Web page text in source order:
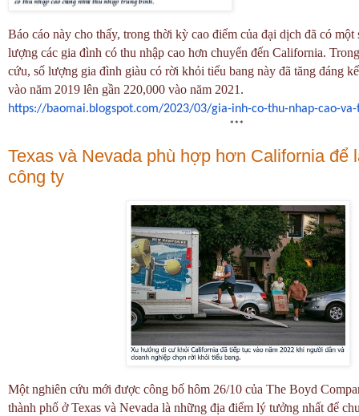
Báo cáo này cho thấy, trong thời kỳ cao điểm của đại dịch đã có một
lượng các gia đình có thu nhập cao hơn chuyển đến California.
cứu, số lượng gia đình giàu có rời khỏi tiểu bang này đã tăng đáng
vào năm 2019 lên gần 220,000 vào năm 2021.
https://baomai.blogspot.com/2023/03/gia-inh-co-thu-nhap-cao-
***
Texas và Nevada phù hợp hơn California để
công ty
Một nghiên cứu mới được công bố hôm 26/10 của The Boyd
thành phố ở Texas và Nevada là những địa điểm lý tưởng nhất để